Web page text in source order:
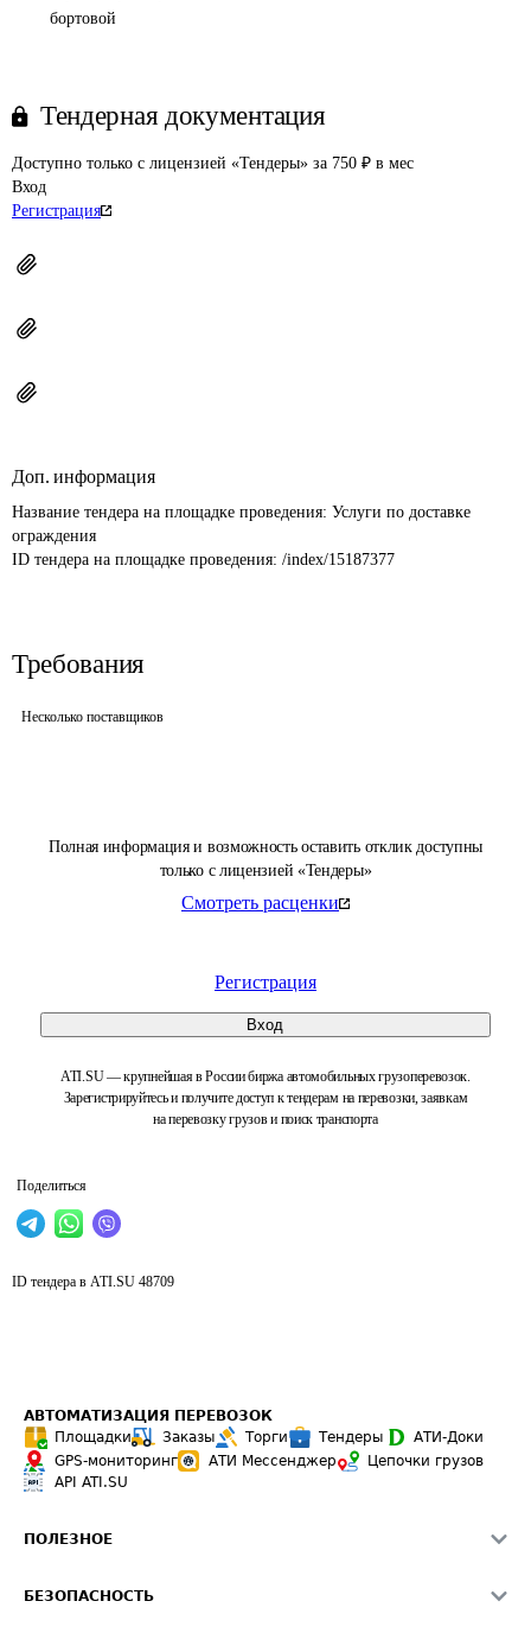
Полная информация и возможность оставить отклик доступны
только с лицензией «Тендеры»
Смотреть расценки
Регистрация
Вход
ATI.SU — крупнейшая в России биржа автомобильных грузоперевозок.
Зарегистрируйтесь и получите доступ к тендерам на перевозки, заявкам
на перевозку грузов и поиск транспорта
Поделиться
бортовой
Тендерная документация
Доступно только с лицензией «Тендеры» за 750 ₽ в мес
Вход
Регистрация
Доп. информация
Название тендера на площадке проведения: Услуги по доставке
ограждения
ID тендера на площадке проведения: /index/15187377
Требования
Несколько поставщиков
ID тендера в ATI.SU 48709
АВТОМАТИЗАЦИЯ ПЕРЕВОЗОК
Площадки
Заказы Торги Тендеры
АТИ-Доки
GPS-мониторинг
АТИ Мессенджер
Цепочки грузов
API ATI.SU
ПОЛЕЗНОЕ
БЕЗОПАСНОСТЬ